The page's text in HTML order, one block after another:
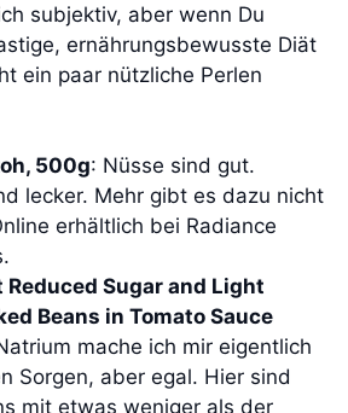
subjektiv, aber wenn Du
ernährungsbewusste Diät
ein paar nützliche Perlen
500g: Nüsse sind gut.
lecker. Mehr gibt es dazu nicht
erhältlich bei Radiance
Reduced Sugar and Light
Beans in Tomato Sauce
mache ich mir eigentlich
Sorgen, aber egal. Hier sind
mit etwas weniger als der